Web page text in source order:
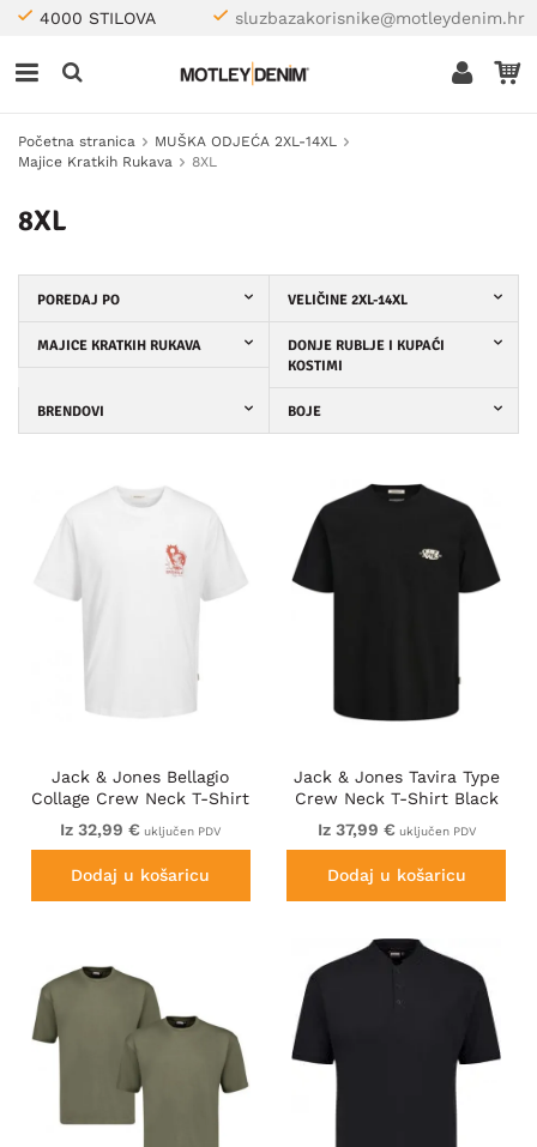
4000 STILOVA sluzbazakorisnike@motleydenim.hr
Početna stranica
MUŠKA ODJEĆA 2XL-14XL
Majice Kratkih Rukava
8XL
8XL
POREDAJ PO VELIČINE 2XL-14XL
MAJICE KRATKIH RUKAVA
DONJE RUBLJE I KUPAĆI
KOSTIMI
BRENDOVI BOJE
Jack & Jones Bellagio
Collage Crew Neck T-Shirt
Bright White
Iz 32,99 € uključen PDV
Dodaj u košaricu
Jack & Jones Tavira Type
Crew Neck T-Shirt Black
Iz 37,99 € uključen PDV
Dodaj u košaricu